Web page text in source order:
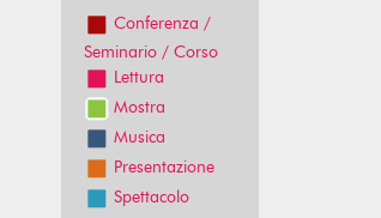
Conferenza /
Seminario / Corso
Lettura
Mostra
Musica
Presentazione
Spettacolo